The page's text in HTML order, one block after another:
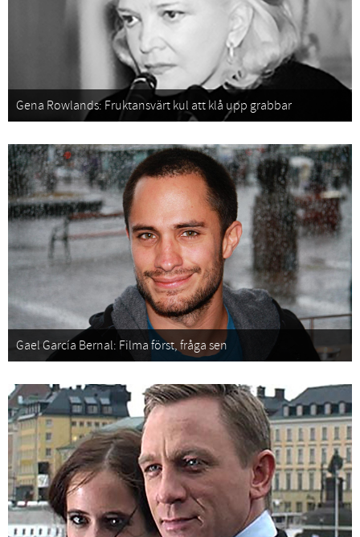
Gena Rowlands: Fruktansvärt kul att klå upp grabbar
Gael García Bernal: Filma först, fråga sen